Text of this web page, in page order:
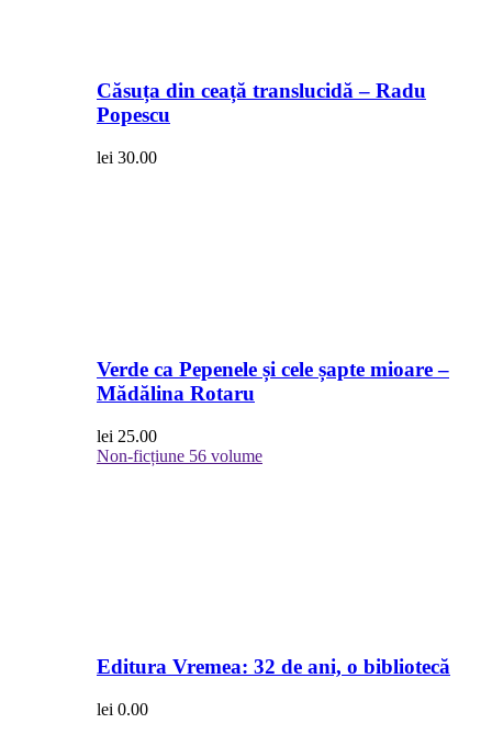
Căsuța din ceață translucidă – Radu
Popescu
lei 30.00
Verde ca Pepenele și cele șapte mioare –
Mădălina Rotaru
lei 25.00
Non-ficțiune 56 volume
Editura Vremea: 32 de ani, o bibliotecă
lei 0.00